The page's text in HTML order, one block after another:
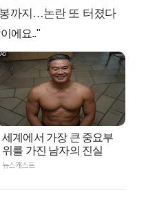
까지…논란 또 터졌다
에요.."
세계에서 가장 큰 중요부
위를 가진 남자의 진실
뉴스캐스트